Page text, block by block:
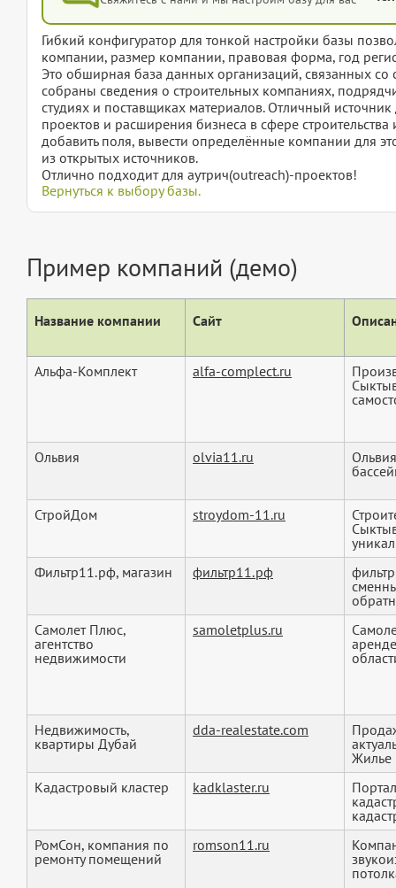
Гибкий конфигуратор для тонкой настройки базы
компании, размер компании, правовая форма, год
Это обширная база данных организаций, связанных
собраны сведения о строительных компаниях,
студиях и поставщиках материалов. Отличный
проектов и расширения бизнеса в сфере
добавить поля, вывести определённые компании для
из открытых источников.
Отлично подходит для аутрич(outreach)-проектов!
Вернуться к выбору базы.
Пример компаний (демо)
Название компании Сайт
Альфа-Комплект alfa-complect.ru
Ольвия olvia11.ru
СтройДом stroydom-11.ru
Фильтр11.рф, магазин
фильтр11.рф
Самолет Плюс,
агентство
недвижимости
samoletplus.ru
Недвижимость,
квартиры Дубай
dda-realestate.com
Жилье
Кадастровый кластер
kadklaster.ru
РомСон, компания по
ремонту помещений
romson11.ru